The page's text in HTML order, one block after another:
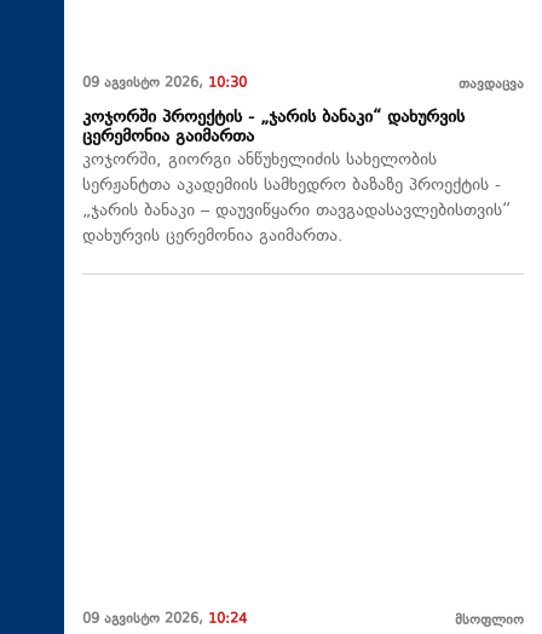
09 აგვისტო 2026, 10:30 თავდაცვა
კოჯორში პროექტის - „ჯარის ბანაკი“ დახურვის
ცერემონია გაიმართა
კოჯორში, გიორგი ანწუხელიძის სახელობის
სერჟანტთა აკადემიის სამხედრო ბაზაზე პროექტის -
„ჯარის ბანაკი – დაუვიწყარი თავგადასავლებისთვის“
დახურვის ცერემონია გაიმართა.
09 აგვისტო 2026, 10:24 მსოფლიო